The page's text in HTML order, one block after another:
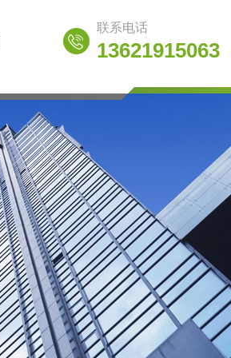
联系电话
13621915063